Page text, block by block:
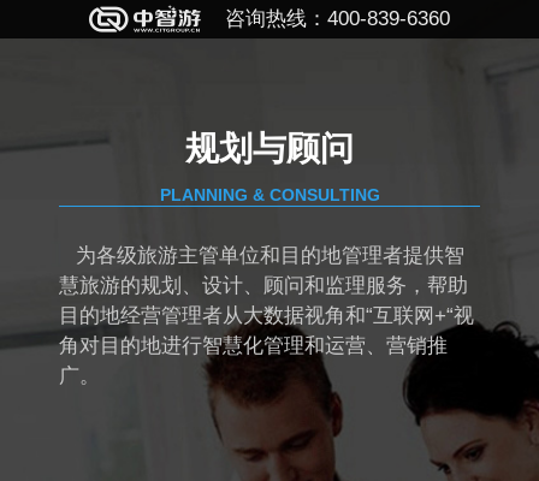
咨询热线：400-839-6360
规划与顾问
PLANNING & CONSULTING
为各级旅游主管单位和目的地管理者提供智
慧旅游的规划、设计、顾问和监理服务，帮助
目的地经营管理者从大数据视角和“互联网+“视
角对目的地进行智慧化管理和运营、营销推
广。